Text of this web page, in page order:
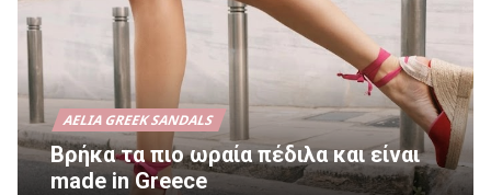
AELIA GREEK SANDALS
Βρήκα τα πιο ωραία πέδιλα και είναι
made in Greece